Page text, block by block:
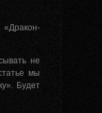
не
мы
Будет